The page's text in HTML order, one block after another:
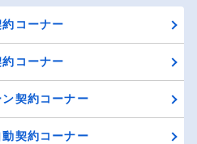
コーナー
コーナー
契約コーナー
契約コーナー